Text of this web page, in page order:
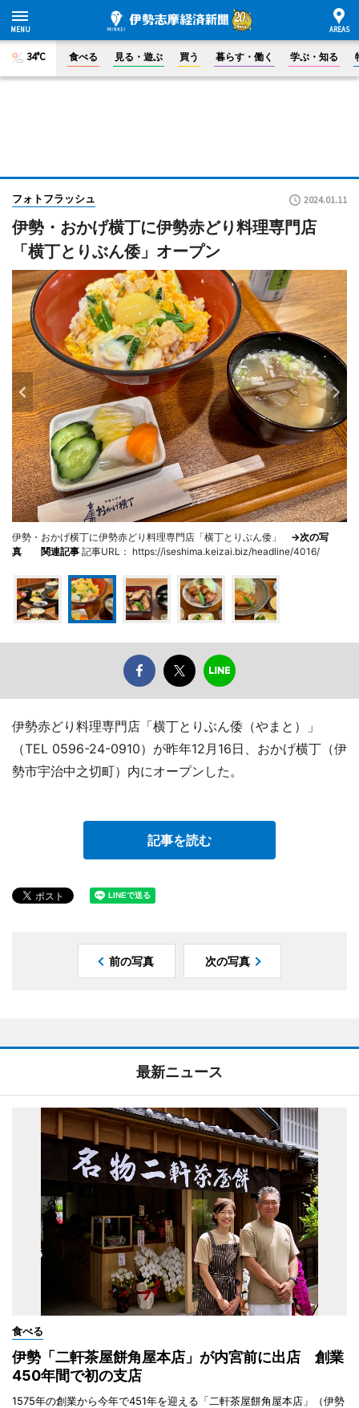
34°C 食べる 見る・遊ぶ 買う 暮らす・働く 学ぶ・知る
フォトフラッシュ 2024.01.11
伊勢・おかげ横丁に伊勢赤どり料理専門店
「横丁とりぶん倭」オープン
伊勢・おかげ横丁に伊勢赤どり料理専門店「横丁とりぶん倭」 →次の写
真
関連記事 記事URL： https://iseshima.keizai.biz/headline/4016/
伊勢赤どり料理専門店「横丁とりぶん倭（やまと）」
（TEL 0596-24-0910）が昨年12月16日、おかげ横丁（伊
勢市宇治中之切町）内にオープンした。
記事を読む
前の写真 次の写真
最新ニュース
食べる
伊勢「二軒茶屋餅角屋本店」が内宮前に出店 創業
450年間で初の支店
1575年の創業から今年で451年を迎える「二軒茶屋餅角屋本店」（伊勢